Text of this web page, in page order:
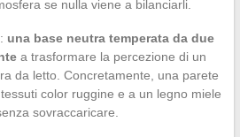
se nulla viene a bilanciarli.
una base neutra temperata da due
a trasformare la percezione di un
da letto. Concretamente, una parete
color ruggine e a un legno miele
sovraccaricare.